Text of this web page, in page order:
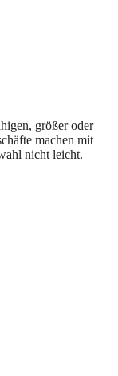
größer oder
machen mit
nicht leicht.